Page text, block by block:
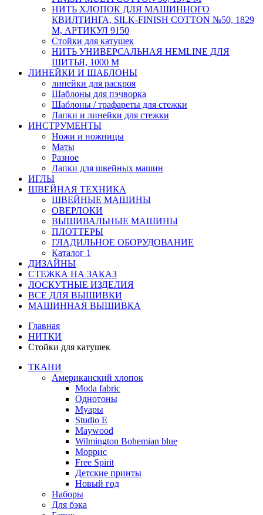
НИТЬ ХЛОПОК ДЛЯ МАШИННОГО
КВИЛТИНГА, SILK-FINISH COTTON №50, 1829
М, АРТИКУЛ 9150
Стойки для катушек
НИТЬ УНИВЕРСАЛЬНАЯ HEMLINE ДЛЯ
ШИТЬЯ, 1000 М
ЛИНЕЙКИ И ШАБЛОНЫ
линейки для раскроя
Шаблоны для пэчворка
Шаблоны / трафареты для стежки
Лапки и линейки для стежки
ИНСТРУМЕНТЫ
Ножи и ножницы
Маты
Разное
Лапки для швейных машин
ИГЛЫ
ШВЕЙНАЯ ТЕХНИКА
ШВЕЙНЫЕ МАШИНЫ
ОВЕРЛОКИ
ВЫШИВАЛЬНЫЕ МАШИНЫ
ПЛОТТЕРЫ
ГЛАДИЛЬНОЕ ОБОРУДОВАНИЕ
Каталог 1
ДИЗАЙНЫ
СТЕЖКА НА ЗАКАЗ
ЛОСКУТНЫЕ ИЗДЕЛИЯ
ВСЕ ДЛЯ ВЫШИВКИ
МАШИННАЯ ВЫШИВКА
Главная
НИТКИ
Стойки для катушек
ТКАНИ
Американский хлопок
Moda fabric
Однотоны
Муары
Studio E
Maywood
Wilmington Bohemian blue
Моррис
Free Spirit
Детские принты
Новый год
Наборы
Для бэка